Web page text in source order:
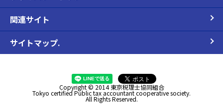
関連サイト
サイトマップ.
Copyright © 2014 東京税理士協同組合
Tokyo certified Public tax accountant cooperative society.
All Rights Reserved.